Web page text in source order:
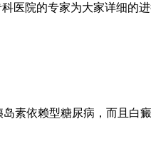
医院的专家为大家详细的进
依赖型糖尿病，而且白